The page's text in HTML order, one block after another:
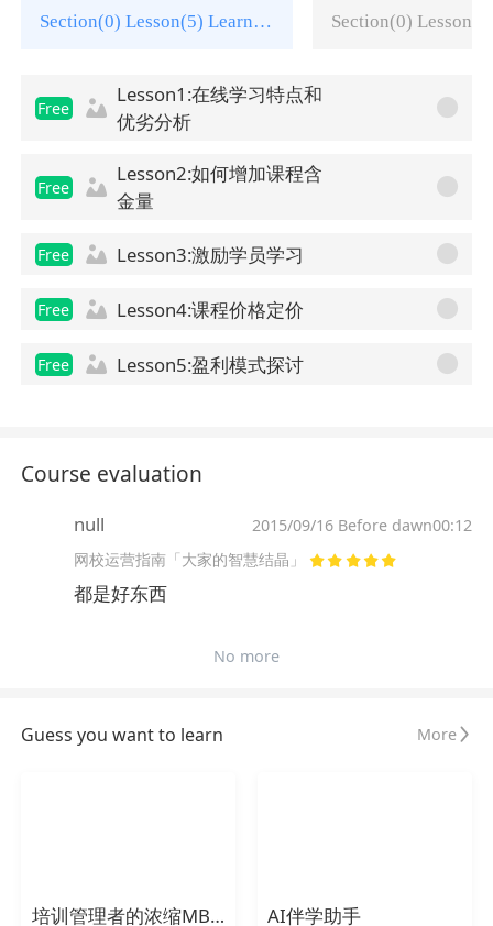
Section(0) Lesson(5) Learning tasks(0)
Free
Lesson1:在线学习特点和
优劣分析
Free
Lesson2:如何增加课程含
金量
Free Lesson3:激励学员学习
Free Lesson4:课程价格定价
Free Lesson5:盈利模式探讨
Course evaluation
null
2015/09/16 Before dawn00:12
网校运营指南「大家的智慧结晶」
都是好东西
No more
Guess you want to learn More
培训管理者的浓缩MBA公开课 AI伴学助手